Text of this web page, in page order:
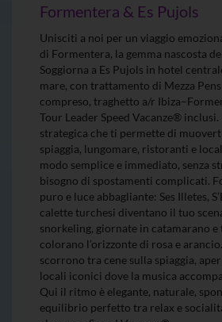
Formentera & Es Pujols
Unisciti a noi per un viaggio
di Formentera, la gemma nascosta
Soggiorna a Es Pujols in hotel
mare, con trattamento di Mezza
compreso, traghetto a/r
Tour Leader Speed Vacanze®
strategica che ti permette di
spiaggia, lungomare, ristoranti e
modo semplice e immediato, senza
bisogno di spostamenti complicati.
puro e luce abbagliante: Ses Illetes,
calette turchesi diventano il tuo
snorkeling, giornate in catamarano
colorano l’orizzonte di rosa e
scorrono tra cene sulla spiaggia,
locali iconici dove la musica
Qui il ritmo è elegante, naturale,
equilibrio perfetto tra relax e